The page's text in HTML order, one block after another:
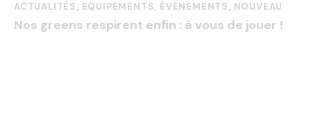
ACTUALITÉS, EQUIPEMENTS, ÉVÉNEMENTS, NOUVEAU
Nos greens respirent enfin : à vous de jouer !